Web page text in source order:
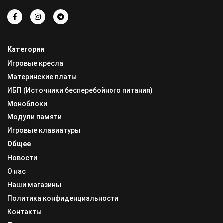
Категории
Игровые кресла
Материнские платы
ИБП (Источники бесперебойного питания)
Моноблоки
Модули памяти
Игровые клавиатуры
Общее
Новости
О нас
Наши магазины
Политика конфиденциальности
Контакты